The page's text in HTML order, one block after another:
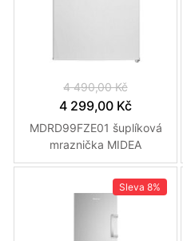
4 490,00 Kč
4 299,00 Kč
MDRD99FZE01 šuplíková
mraznička MIDEA
Sleva 8%